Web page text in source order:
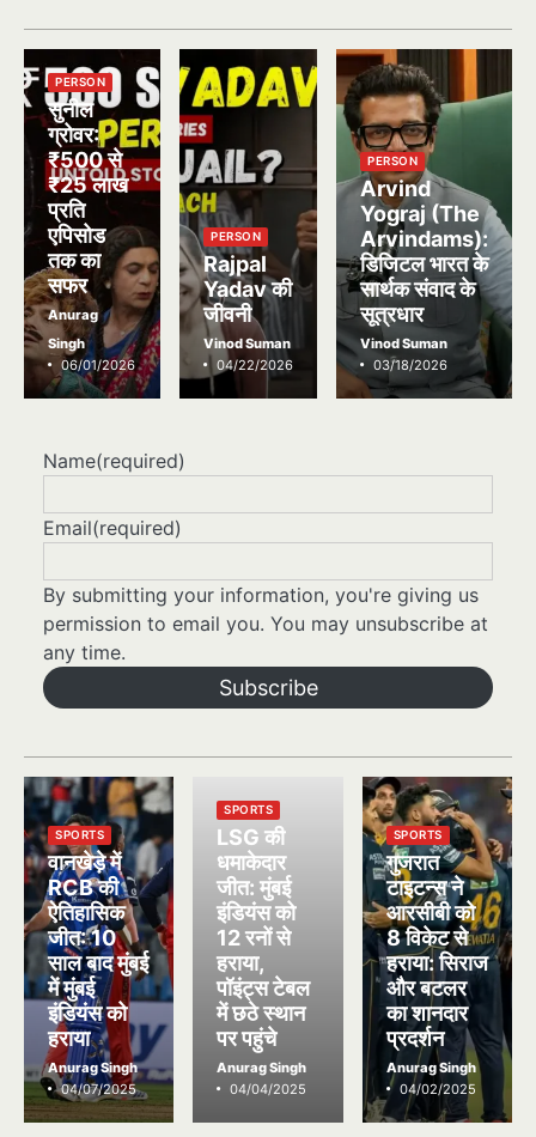
PERSON
सुनील
ग्रोवर:
₹500 से
₹25 लाख
प्रति
एपिसोड
तक का
सफर
Anurag
Singh
06/01/2026
PERSON
Rajpal
Yadav की
जीवनी
Vinod Suman
04/22/2026
PERSON
Arvind
Yograj (The
Arvindams):
डिजिटल भारत के
सार्थक संवाद के
सूत्रधार
Vinod Suman
03/18/2026
Name(required)
Email(required)
By submitting your information, you're giving us
permission to email you. You may unsubscribe at
any time.
Subscribe
SPORTS
वानखेड़े में
RCB की
ऐतिहासिक
जीत: 10
साल बाद मुंबई
में मुंबई
इंडियंस को
हराया
Anurag Singh
04/07/2025
SPORTS
LSG की
धमाकेदार
जीत: मुंबई
इंडियंस को
12 रनों से
हराया,
पॉइंट्स टेबल
में छठे स्थान
पर पहुंचे
Anurag Singh
04/04/2025
SPORTS
गुजरात
टाइटन्स ने
आरसीबी को
8 विकेट से
हराया: सिराज
और बटलर
का शानदार
प्रदर्शन
Anurag Singh
04/02/2025